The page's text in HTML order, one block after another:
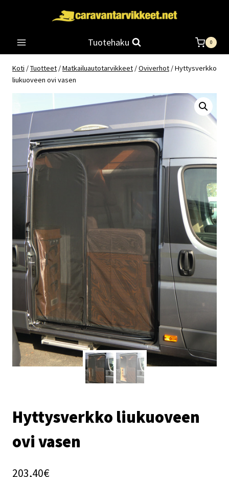
Tuotehaku 0
Koti /Tuotteet /Matkailuautotarvikkeet /Oviverhot /Hyttysverkko
liukuoveen ovi vasen
Hyttysverkko liukuoveen
ovi vasen
203,40€